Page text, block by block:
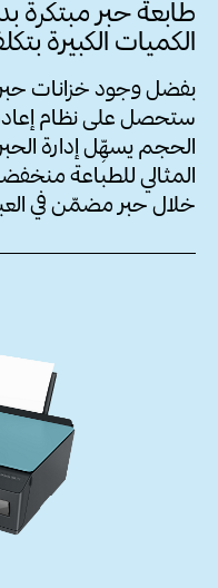
طابعة حبر
الكميات الكبيرة
بفضل وجود خزانات
ستحصل على نظام
الحجم يسهِّل إدارة
المثالي للطباعة
خلال حبر مضمّن في